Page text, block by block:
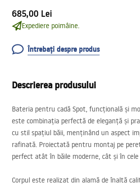
685,00 Lei
Expediere poimâine.
Întrebați despre produs
Descrierea produsului
Bateria pentru cadă Spot, funcțională și
este combinația perfectă de eleganță și
cu stil spațiul băii, menținând un aspect
rafinată. Proiectată pentru montaj pe
perfect atât în băile moderne, cât și în cele
Corpul este realizat din alamă de înaltă